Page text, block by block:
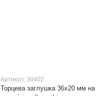
Артикул: 30402
Торцева заглушка 36х20 мм на